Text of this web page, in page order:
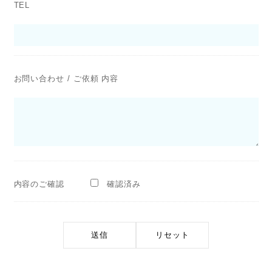
TEL
お問い合わせ / ご依頼 内容
内容のご確認 確認済み